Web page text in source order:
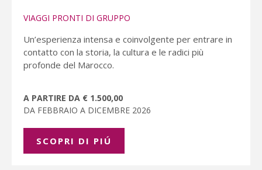
VIAGGI PRONTI DI GRUPPO
Un’esperienza intensa e coinvolgente per entrare in
contatto con la storia, la cultura e le radici più
profonde del Marocco.
A PARTIRE DA € 1.500,00
DA FEBBRAIO A DICEMBRE 2026
SCOPRI DI PIÚ